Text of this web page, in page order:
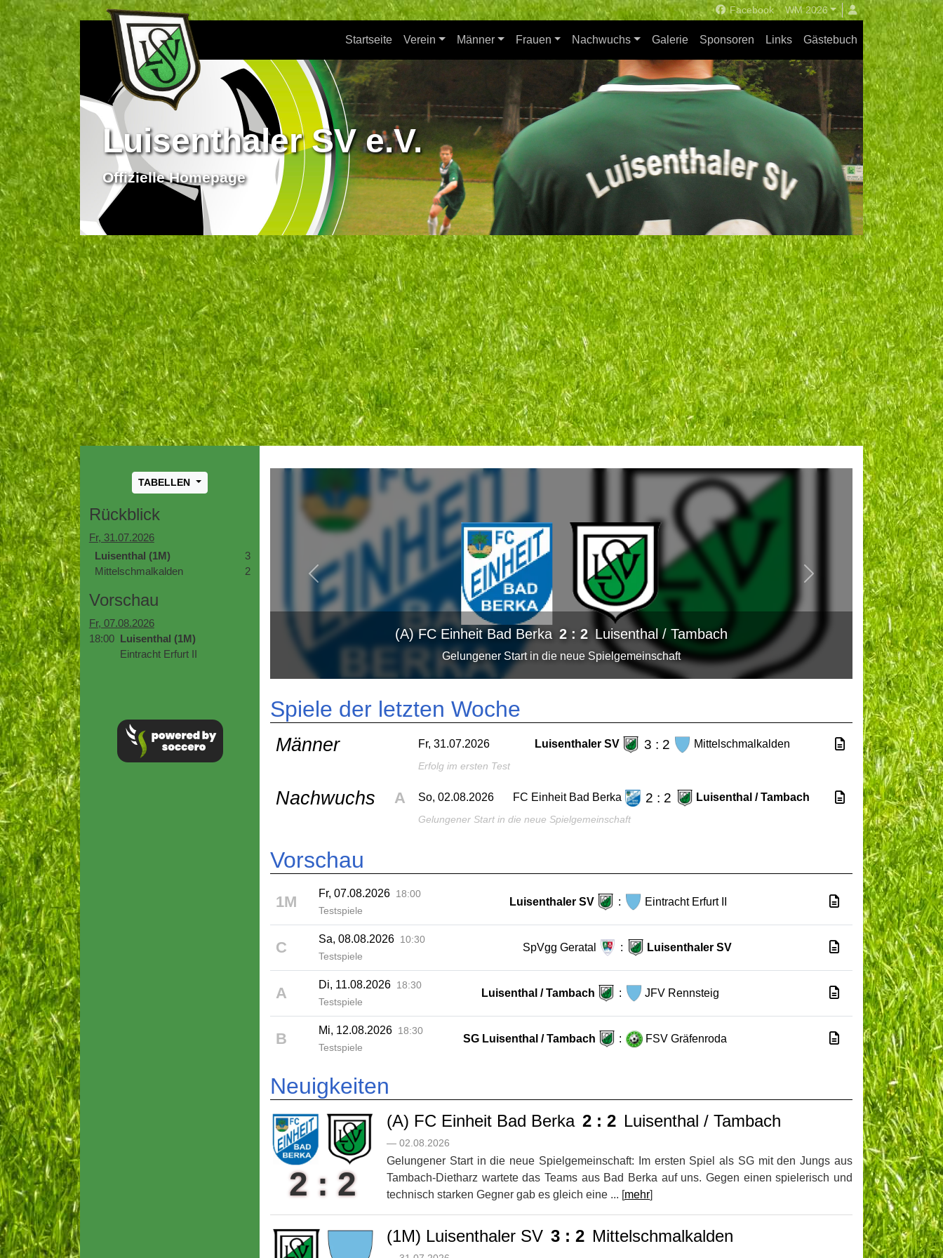
Facebook WM 2026
Startseite Verein Männer Frauen Nachwuchs Galerie Sponsoren Links Gästebuch
Luisenthaler SV e.V.
Offizielle Homepage
TABELLEN
Rückblick
Fr, 31.07.2026
Luisenthal (1M)
3
Mittelschmalkalden
2
Vorschau
Fr, 07.08.2026
18:00 Luisenthal (1M)
Eintracht Erfurt II
(1M) Luisenthaler SV 3 : 2Mittelschmalkalden
Erfolg im ersten Test
Spiele der letzten Woche
Männer Fr, 31.07.2026 Luisenthaler SV 3 : 2 Mittelschmalkalden
Erfolg im ersten Test
Nachwuchs A So, 02.08.2026 FC Einheit Bad Berka 2 : 2 Luisenthal / Tambach
Gelungener Start in die neue Spielgemeinschaft
Vorschau
1M Fr, 07.08.2026 18:00
Testspiele
Luisenthaler SV : Eintracht Erfurt II
C Sa, 08.08.2026 10:30
Testspiele
SpVgg Geratal : Luisenthaler SV
A Di, 11.08.2026 18:30
Testspiele
Luisenthal / Tambach : JFV Rennsteig
B Mi, 12.08.2026 18:30
Testspiele
SG Luisenthal / Tambach : FSV Gräfenroda
Neuigkeiten
2 : 2
(A) FC Einheit Bad Berka 2 : 2 Luisenthal / Tambach
— 02.08.2026
Gelungener Start in die neue Spielgemeinschaft: Im ersten Spiel als SG mit den Jungs aus
Tambach-Dietharz wartete das Teams aus Bad Berka auf uns. Gegen einen spielerisch und
technisch starken Gegner gab es gleich eine ... [mehr]
(1M) Luisenthaler SV 3 : 2 Mittelschmalkalden